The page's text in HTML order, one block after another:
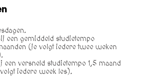
een gemiddeld studietempo
(je volgt iedere twee weken
een versneld studietempo 1,5 maand
iedere week les).